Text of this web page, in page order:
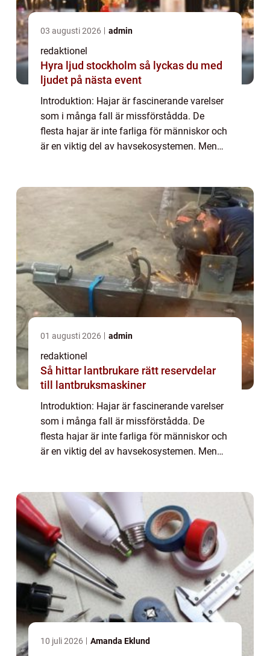
03 augusti 2026 admin
redaktionel
Hyra ljud stockholm så lyckas du med
ljudet på nästa event
Introduktion: Hajar är fascinerande varelser
som i många fall är missförstådda. De
flesta hajar är inte farliga för människor och
är en viktig del av havsekosystemen. Men
01 augusti 2026 admin
redaktionel
Så hittar lantbrukare rätt reservdelar
till lantbruksmaskiner
Introduktion: Hajar är fascinerande varelser
som i många fall är missförstådda. De
flesta hajar är inte farliga för människor och
är en viktig del av havsekosystemen. Men
10 juli 2026 Amanda Eklund